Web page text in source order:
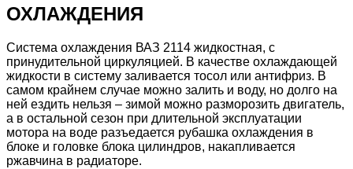
ОХЛАЖДЕНИЯ
Система охлаждения ВАЗ 2114 жидкостная, с
принудительной циркуляцией. В качестве охлаждающей
жидкости в систему заливается тосол или антифриз. В
самом крайнем случае можно залить и воду, но долго на
ней ездить нельзя – зимой можно разморозить двигатель,
а в остальной сезон при длительной эксплуатации
мотора на воде разъедается рубашка охлаждения в
блоке и головке блока цилиндров, накапливается
ржавчина в радиаторе.